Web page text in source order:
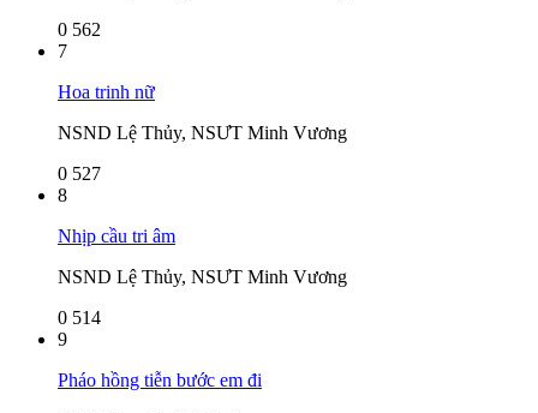
0 562
7
Hoa trinh nữ
NSND Lệ Thủy, NSƯT Minh Vương
0 527
8
Nhịp cầu tri âm
NSND Lệ Thủy, NSƯT Minh Vương
0 514
9
Pháo hồng tiễn bước em đi